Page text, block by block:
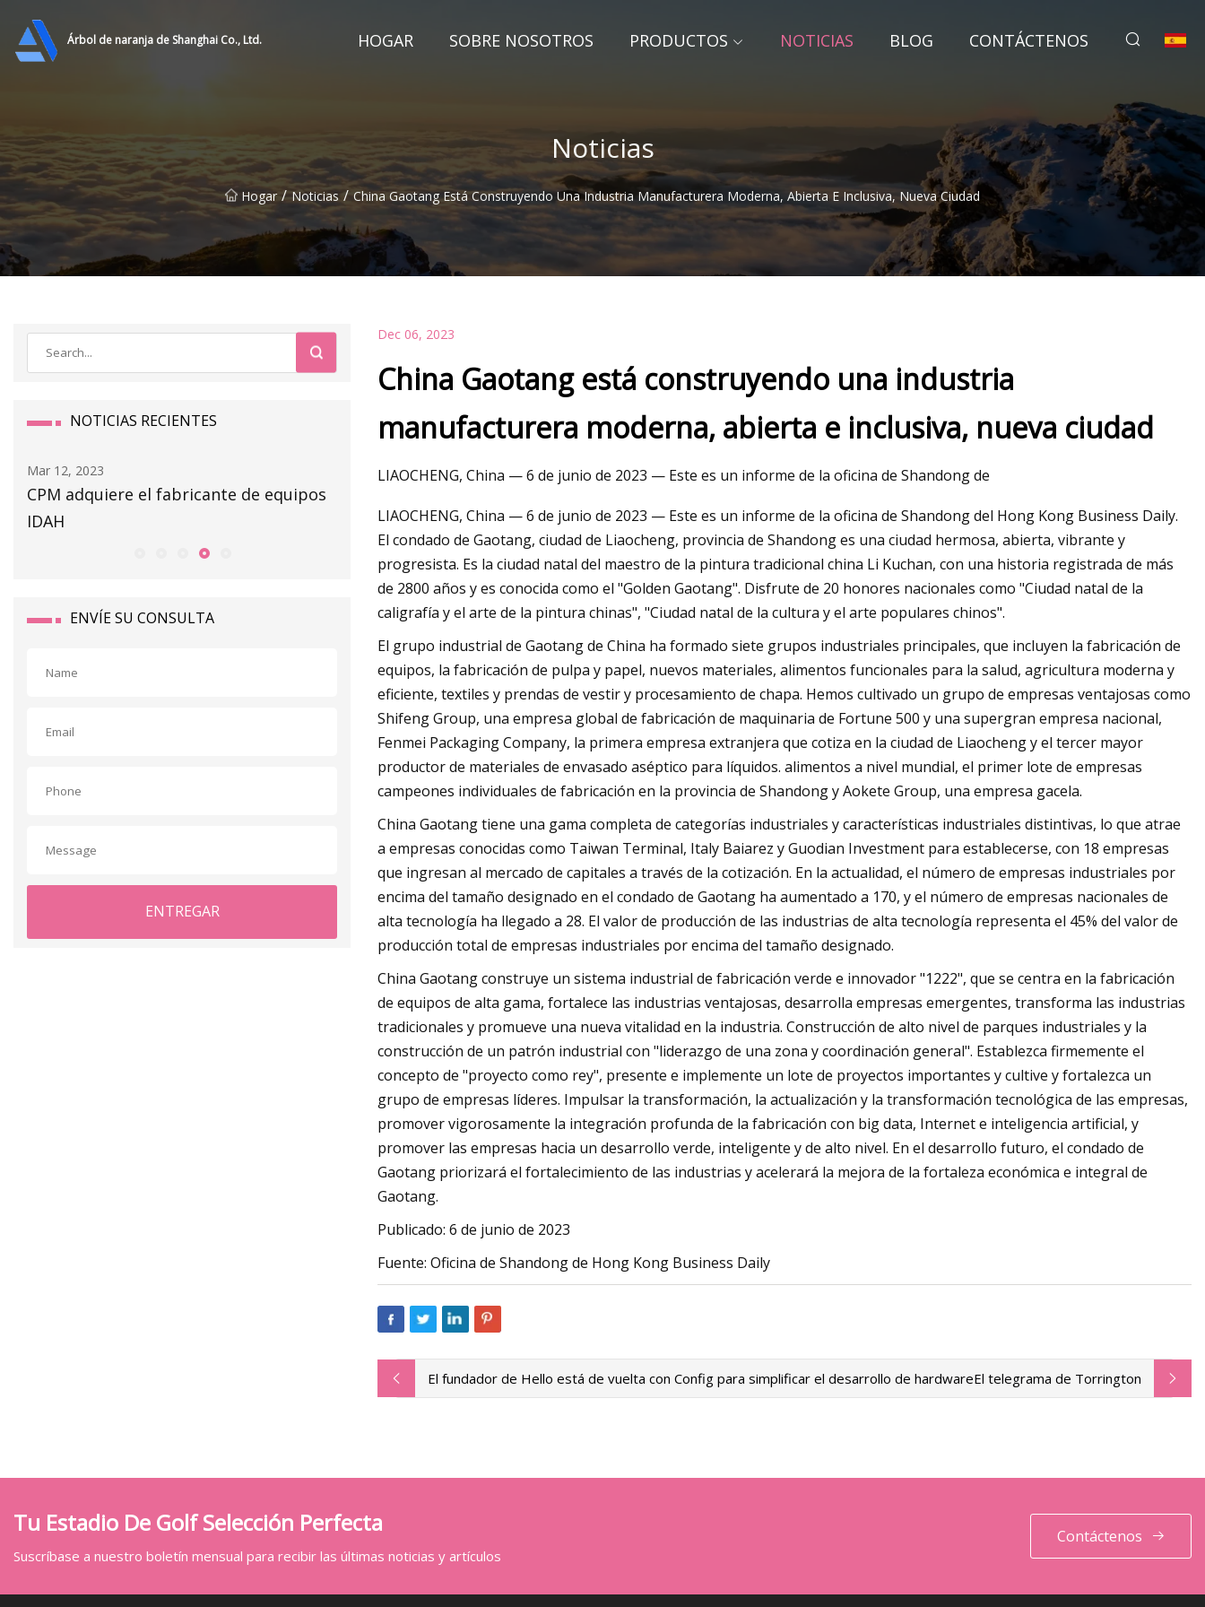
Árbol de naranja de Shanghai Co., Ltd. HOGAR SOBRE NOSOTROS PRODUCTOS NOTICIAS BLOG CONTÁCTENOS
Noticias
Hogar / Noticias / China Gaotang Está Construyendo Una Industria Manufacturera Moderna, Abierta E Inclusiva, Nueva Ciudad
NOTICIAS RECIENTES
12, 2023
adquiere el fabricante de equipos
Mar 14, 2023
Riesgo de equipo
Mar 06, 2023
con unidades trituradoras de grumos
ENVÍE SU CONSULTA
ENTREGAR
Dec 06, 2023
China Gaotang está construyendo una industria
manufacturera moderna, abierta e inclusiva, nueva ciudad
LIAOCHENG, China — 6 de junio de 2023 — Este es un informe de la oficina de Shandong de
LIAOCHENG, China — 6 de junio de 2023 — Este es un informe de la oficina de Shandong del Hong Kong Business Daily.
El condado de Gaotang, ciudad de Liaocheng, provincia de Shandong es una ciudad hermosa, abierta, vibrante y
progresista. Es la ciudad natal del maestro de la pintura tradicional china Li Kuchan, con una historia registrada de más
de 2800 años y es conocida como el "Golden Gaotang". Disfrute de 20 honores nacionales como "Ciudad natal de la
caligrafía y el arte de la pintura chinas", "Ciudad natal de la cultura y el arte populares chinos".
El grupo industrial de Gaotang de China ha formado siete grupos industriales principales, que incluyen la fabricación de
equipos, la fabricación de pulpa y papel, nuevos materiales, alimentos funcionales para la salud, agricultura moderna y
eficiente, textiles y prendas de vestir y procesamiento de chapa. Hemos cultivado un grupo de empresas ventajosas como
Shifeng Group, una empresa global de fabricación de maquinaria de Fortune 500 y una supergran empresa nacional,
Fenmei Packaging Company, la primera empresa extranjera que cotiza en la ciudad de Liaocheng y el tercer mayor
productor de materiales de envasado aséptico para líquidos. alimentos a nivel mundial, el primer lote de empresas
campeones individuales de fabricación en la provincia de Shandong y Aokete Group, una empresa gacela.
China Gaotang tiene una gama completa de categorías industriales y características industriales distintivas, lo que atrae
a empresas conocidas como Taiwan Terminal, Italy Baiarez y Guodian Investment para establecerse, con 18 empresas
que ingresan al mercado de capitales a través de la cotización. En la actualidad, el número de empresas industriales por
encima del tamaño designado en el condado de Gaotang ha aumentado a 170, y el número de empresas nacionales de
alta tecnología ha llegado a 28. El valor de producción de las industrias de alta tecnología representa el 45% del valor de
producción total de empresas industriales por encima del tamaño designado.
China Gaotang construye un sistema industrial de fabricación verde e innovador "1222", que se centra en la fabricación
de equipos de alta gama, fortalece las industrias ventajosas, desarrolla empresas emergentes, transforma las industrias
tradicionales y promueve una nueva vitalidad en la industria. Construcción de alto nivel de parques industriales y la
construcción de un patrón industrial con "liderazgo de una zona y coordinación general". Establezca firmemente el
concepto de "proyecto como rey", presente e implemente un lote de proyectos importantes y cultive y fortalezca un
grupo de empresas líderes. Impulsar la transformación, la actualización y la transformación tecnológica de las empresas,
promover vigorosamente la integración profunda de la fabricación con big data, Internet e inteligencia artificial, y
promover las empresas hacia un desarrollo verde, inteligente y de alto nivel. En el desarrollo futuro, el condado de
Gaotang priorizará el fortalecimiento de las industrias y acelerará la mejora de la fortaleza económica e integral de
Gaotang.
Publicado: 6 de junio de 2023
Fuente: Oficina de Shandong de Hong Kong Business Daily
El fundador de Hello está de vuelta con Config para simplificar el desarrollo de hardwareEl telegrama de Torrington
Tu Estadio De Golf Selección Perfecta
Suscríbase a nuestro boletín mensual para recibir las últimas noticias y artículos
Contáctenos